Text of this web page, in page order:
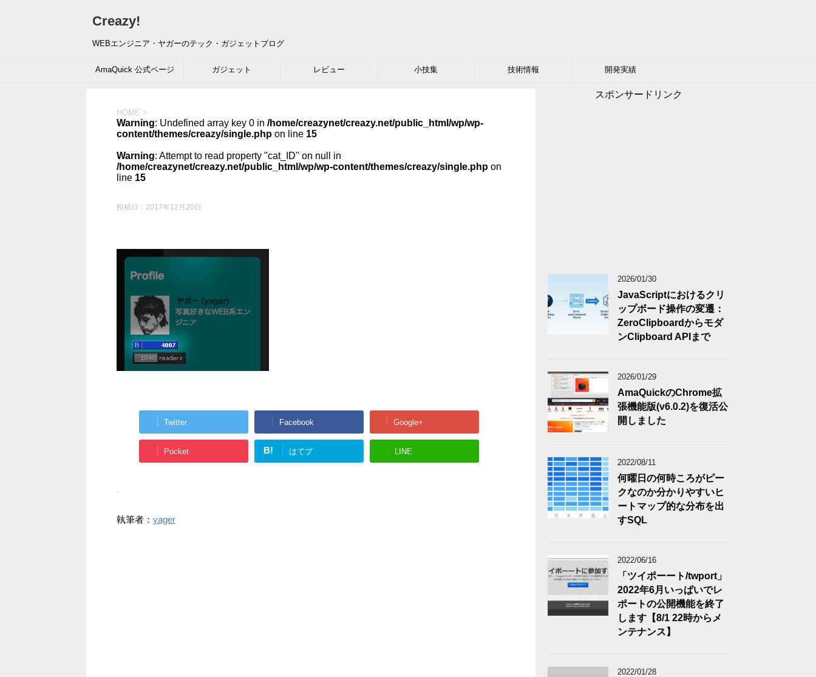
Creazy!
WEBエンジニア・ヤガーのテック・ガジェットブログ
AmaQuick 公式ページ ガジェット レビュー 小技集 技術情報 開発実績
HOME >
Warning: Undefined array key 0 in /home/creazynet/creazy.net/public_html/wp/wp-
content/themes/creazy/single.php on line 15
Warning: Attempt to read property "cat_ID" on null in
/home/creazynet/creazy.net/public_html/wp/wp-content/themes/creazy/single.php on
line 15
投稿日： 2017年12月20日
Twitter Facebook Google+
Pocket B! はてブ LINE
-
執筆者： yager
スポンサードリンク
2026/01/30
JavaScriptにおけるクリ
ップボード操作の変遷：
ZeroClipboardからモダ
ンClipboard APIまで
2026/01/29
AmaQuickのChrome拡
張機能版(v6.0.2)を復活公
開しました
2022/08/11
何曜日の何時ころがピー
クなのか分かりやすいヒ
ートマップ的な分布を出
すSQL
2022/06/16
「ツイポーート/twport」
2022年6月いっぱいでレ
ポートの公開機能を終了
します【8/1 22時からメ
ンテナンス】
2022/01/28